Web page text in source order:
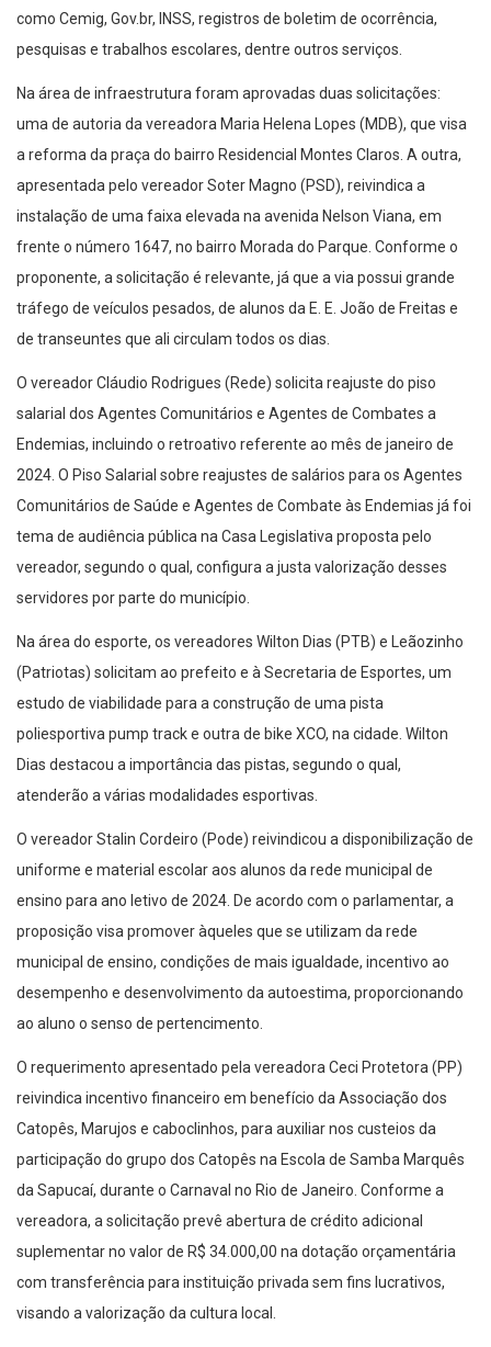
como Cemig, Gov.br, INSS, registros de boletim de ocorrência,
pesquisas e trabalhos escolares, dentre outros serviços.
Na área de infraestrutura foram aprovadas duas solicitações:
uma de autoria da vereadora Maria Helena Lopes (MDB), que visa
a reforma da praça do bairro Residencial Montes Claros. A outra,
apresentada pelo vereador Soter Magno (PSD), reivindica a
instalação de uma faixa elevada na avenida Nelson Viana, em
frente o número 1647, no bairro Morada do Parque. Conforme o
proponente, a solicitação é relevante, já que a via possui grande
tráfego de veículos pesados, de alunos da E. E. João de Freitas e
de transeuntes que ali circulam todos os dias.
O vereador Cláudio Rodrigues (Rede) solicita reajuste do piso
salarial dos Agentes Comunitários e Agentes de Combates a
Endemias, incluindo o retroativo referente ao mês de janeiro de
2024. O Piso Salarial sobre reajustes de salários para os Agentes
Comunitários de Saúde e Agentes de Combate às Endemias já foi
tema de audiência pública na Casa Legislativa proposta pelo
vereador, segundo o qual, configura a justa valorização desses
servidores por parte do município.
Na área do esporte, os vereadores Wilton Dias (PTB) e Leãozinho
(Patriotas) solicitam ao prefeito e à Secretaria de Esportes, um
estudo de viabilidade para a construção de uma pista
poliesportiva pump track e outra de bike XCO, na cidade. Wilton
Dias destacou a importância das pistas, segundo o qual,
atenderão a várias modalidades esportivas.
O vereador Stalin Cordeiro (Pode) reivindicou a disponibilização de
uniforme e material escolar aos alunos da rede municipal de
ensino para ano letivo de 2024. De acordo com o parlamentar, a
proposição visa promover àqueles que se utilizam da rede
municipal de ensino, condições de mais igualdade, incentivo ao
desempenho e desenvolvimento da autoestima, proporcionando
ao aluno o senso de pertencimento.
O requerimento apresentado pela vereadora Ceci Protetora (PP)
reivindica incentivo financeiro em benefício da Associação dos
Catopês, Marujos e caboclinhos, para auxiliar nos custeios da
participação do grupo dos Catopês na Escola de Samba Marquês
da Sapucaí, durante o Carnaval no Rio de Janeiro. Conforme a
vereadora, a solicitação prevê abertura de crédito adicional
suplementar no valor de R$ 34.000,00 na dotação orçamentária
com transferência para instituição privada sem fins lucrativos,
visando a valorização da cultura local.